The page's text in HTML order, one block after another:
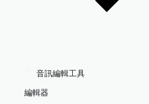
音訊編輯工具
編輯器